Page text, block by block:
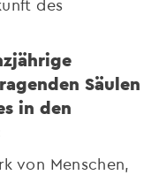
Säulen
in den
von Menschen,